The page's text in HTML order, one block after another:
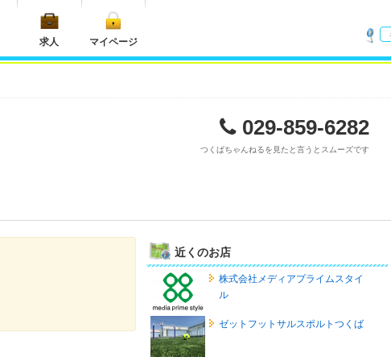
求人 マイページ
内
索
029-859-6282
つくばちゃんねるを見たと言うとスムーズです
近くのお店
株式会社メディアプライムスタイ
ル
ゼットフットサルスポルトつくば